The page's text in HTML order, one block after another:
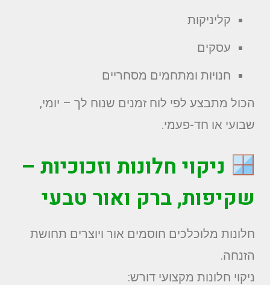
קליניקות
עסקים
חנויות ומתחמים מסחריים
הכול מתבצע לפי לוח זמנים שנוח לך – יומי,
שבועי או חד-פעמי.
ניקוי חלונות וזכוכיות –
שקיפות, ברק ואור טבעי
חלונות מלוכלכים חוסמים אור ויוצרים תחושת
הזנחה.
ניקוי חלונות מקצועי דורש: